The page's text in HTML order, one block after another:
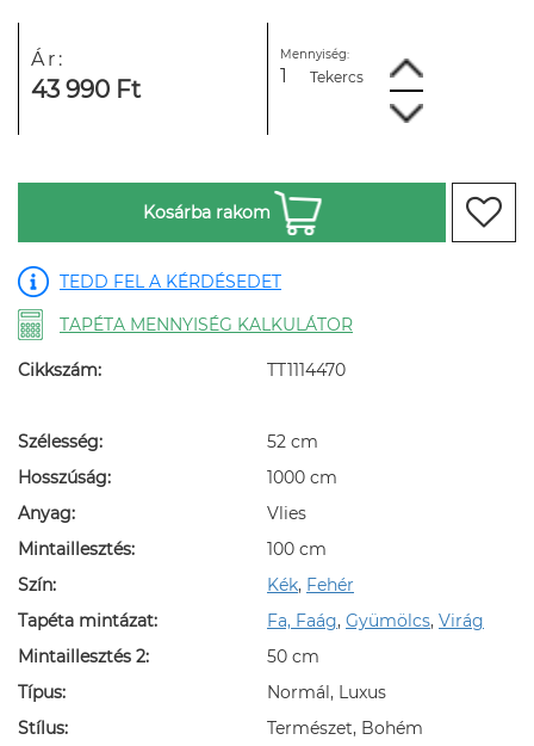
Ár:
43 990 Ft
Mennyiség:
Tekercs
Kosárba rakom
TEDD FEL A KÉRDÉSEDET
TAPÉTA MENNYISÉG KALKULÁTOR
Cikkszám: TT1114470
Szélesség:
52 cm
Hosszúság:
1000 cm
Anyag:
Vlies
Mintaillesztés:
100 cm
Szín:
Kék, Fehér
Tapéta mintázat:
Fa, Faág, Gyümölcs, Virág
Mintaillesztés 2:
50 cm
Típus:
Normál, Luxus
Stílus:
Természet, Bohém